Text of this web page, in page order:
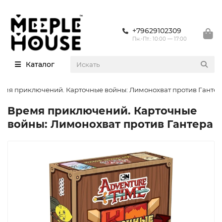
+79629102309
Пн.-Пт.: 10:00 — 17:00
Каталог
приключений. Карточные войны: Лимонохват против
Время приключений. Карточные
войны: Лимонохват против Гантера